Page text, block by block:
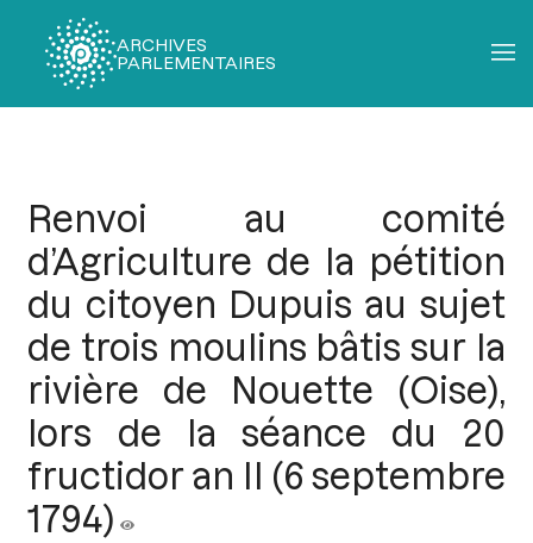
ARCHIVES
PARLEMENTAIRES
Renvoi au comité
d’Agriculture de la pétition
du citoyen Dupuis au sujet
de trois moulins bâtis sur la
rivière de Nouette (Oise),
lors de la séance du 20
fructidor an II (6 septembre
1794)